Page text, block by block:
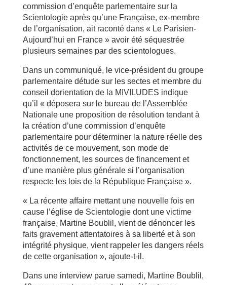
commission d’enquête parlementaire sur la
Scientologie après qu’une Française, ex-membre
de l’organisation, ait raconté dans « Le Parisien-
Aujourd’hui en France » avoir été séquestrée
plusieurs semaines par des scientologues.
Dans un communiqué, le vice-président du groupe
parlementaire détude sur les sectes et membre du
conseil dorientation de la MIVILUDES indique
qu’il « déposera sur le bureau de l’Assemblée
Nationale une proposition de résolution tendant à
la création d’une commission d’enquête
parlementaire pour déterminer la nature réelle des
activités de ce mouvement, son mode de
fonctionnement, les sources de financement et
d’une manière plus générale si l’organisation
respecte les lois de la République Française ».
« La récente affaire mettant une nouvelle fois en
cause l’église de Scientologie dont une victime
française, Martine Boublil, vient de dénoncer les
faits gravement attentatoires à sa liberté et à son
intégrité physique, vient rappeler les dangers réels
de cette organisation », ajoute-t-il.
Dans une interview parue samedi, Martine Boublil,